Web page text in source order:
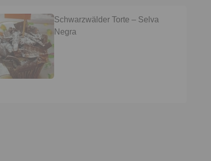
Schwarzwälder Torte – Selva
Negra